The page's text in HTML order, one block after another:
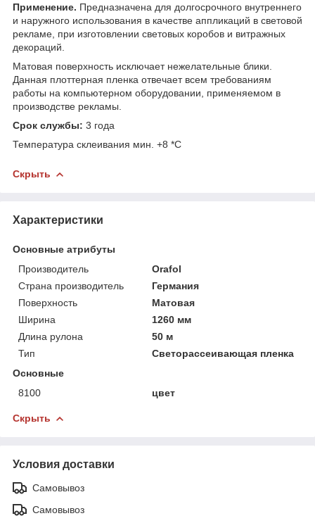
Применение. Предназначена для долгосрочного внутреннего
и наружного использования в качестве аппликаций в световой
рекламе, при изготовлении световых коробов и витражных
декораций.
Матовая поверхность исключает нежелательные блики.
Данная плоттерная пленка отвечает всем требованиям
работы на компьютерном оборудовании, применяемом в
производстве рекламы.
Срок службы: 3 года
Температура склеивания мин. +8 *С
Скрыть
Характеристики
Основные атрибуты
Производитель
Orafol
Страна производитель
Германия
Поверхность
Матовая
Ширина
1260 мм
Длина рулона
50 м
Тип
Светорассеивающая пленка
Основные
8100
цвет
Скрыть
Условия доставки
Самовывоз
Самовывоз